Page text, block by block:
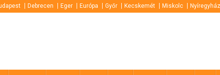
Debrecen Eger Európa Győr Kecskemét Miskolc